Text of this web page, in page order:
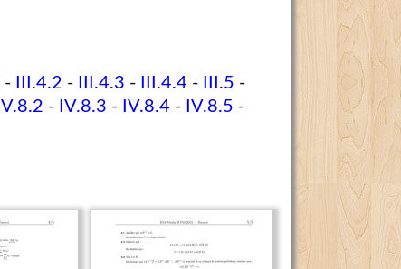
- III.4.2 - III.4.3 - III.4.4 - III.5 -
IV.8.2 - IV.8.3 - IV.8.4 - IV.8.5 -